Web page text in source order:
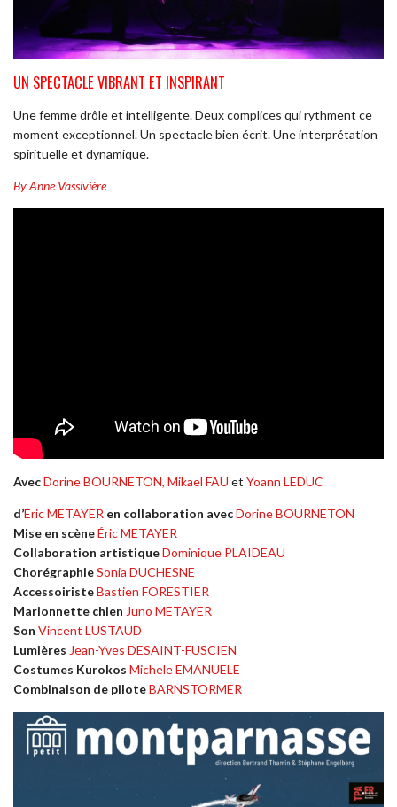
UN SPECTACLE VIBRANT ET INSPIRANT
Une femme drôle et intelligente. Deux complices qui rythment ce
moment exceptionnel. Un spectacle bien écrit. Une interprétation
spirituelle et dynamique.
By Anne Vassivière
AvecDorine BOURNETON, Mikael FAU et Yoann LEDUC
d’Éric METAYER en collaboration avecDorine BOURNETON
Mise en scèneÉric METAYER
Collaboration artistiqueDominique PLAIDEAU
ChorégraphieSonia DUCHESNE
AccessoiristeBastien FORESTIER
Marionnette chien Juno METAYER
Son Vincent LUSTAUD
Lumières Jean-Yves DESAINT-FUSCIEN
Costumes Kurokos Michele EMANUELE
Combinaison de piloteBARNSTORMER